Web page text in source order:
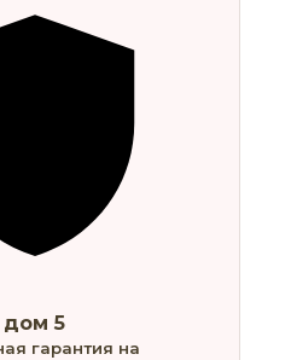
дом 5
гарантия на